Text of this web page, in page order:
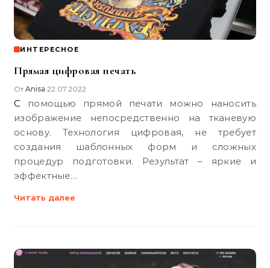
ИНТЕРЕСНОЕ
Прямая цифровая печать
ОтAnisa•22.07.2022
С помощью прямой печати можно наносить
изображение непосредственно на тканевую
основу. Технология цифровая, не требует
создания шаблонных форм и сложных
процедур подготовки. Результат – яркие и
эффектные…
Читать далее